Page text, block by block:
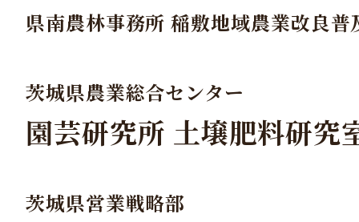
県南農林事務所 稲敷地域農業改良普
茨城県農業総合センター
園芸研究所 土壌肥料研究
茨城県営業戦略部